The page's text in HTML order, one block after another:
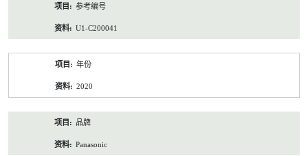
参考编号
U1-C200041
年份
2020
品牌
Panasonic